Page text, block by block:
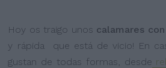
Hoy os traigo unos calamares
y rápida que está de vicio! En
gustan de todas formas, desde